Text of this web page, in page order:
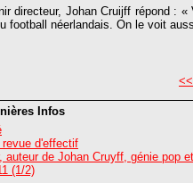
directeur, Johan Cruijff répond
football néerlandais. On le voit
Infos
d'effectif
auteur de Johan Cruyff, génie pop
(1/2)